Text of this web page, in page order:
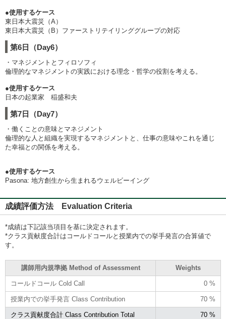
●使用するケース
東日本大震災（A）
東日本大震災（B）ファーストリテイリンググループの対応
第6日（Day6）
・マネジメントとフィロソフィ
倫理的なマネジメントの実践における理念・哲学の役割を考える。
●使用するケース
日本の起業家 稲盛和夫
第7日（Day7）
・働くことの意味とマネジメント
倫理的な人と組織を実現するマネジメントと、仕事の意味やこれを通じ
た幸福との関係を考える。
●使用するケース
Pasona: 地方創生から生まれるウェルビーイング
成績評価方法 Evaluation Criteria
*成績は下記該当項目を基に決定されます。
*クラス貢献度合計はコールドコールと授業内での挙手発言の合算値で
す。
講師用内規準拠 Method of Assessment Weights
コールドコール Cold Call 0 %
授業内での挙手発言 Class Contribution 70 %
クラス貢献度合計 Class Contribution Total 70 %